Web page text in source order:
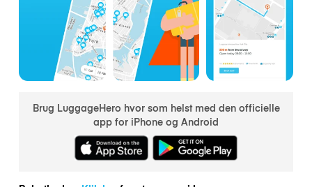
Brug LuggageHero hvor som helst med den officielle
app for iPhone og Android